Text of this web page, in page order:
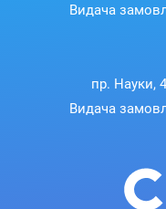
Видача
пр. Науки,
Видача